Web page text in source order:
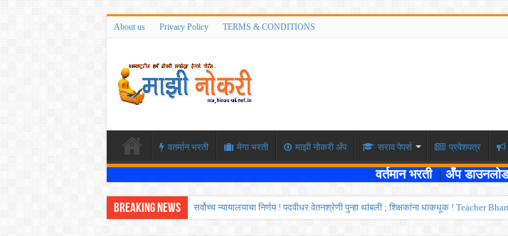
About us Privacy Policy TERMS & CONDITIONS
वतर्मान भरती मेगा भरती माझी नोकरी अँप सराव पेपर्स प्रवेशपत्र
वर्तमान भरती | अँप
Breaking News सर्वोच्च न्यायालयाचा निर्णय ! पदवीधर वेतनश्रेणी पुन्हा थांबली ; शिक्षकांना धाकधूक ! Teacher